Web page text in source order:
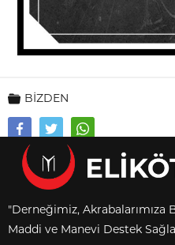
BİZDEN
"Derneğimiz, Akrabalarımıza
Maddi ve Manevi Destek